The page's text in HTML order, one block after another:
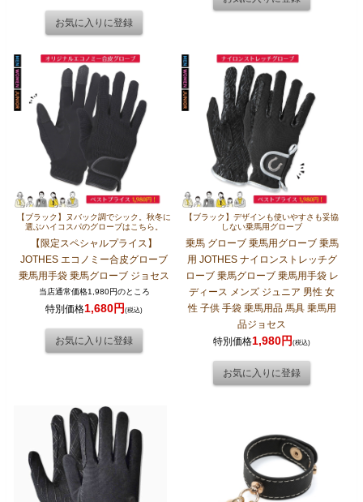
【ブラック】ヌバック調でシック。秋冬に
選ぶハイコスパのグローブはこちら。
【限定スペシャルプライス】
JOTHES エコノミー合皮グローブ
乗馬用手袋 乗馬グローブ ジョセス
当店通常価格1,980円のところ
特別価格1,680円(税込)
【ブラック】デザインも使いやすさも妥協
しない乗馬用グローブ
乗馬 グローブ 乗馬用グローブ 乗馬
用 JOTHES ナイロンストレッチグ
ローブ 乗馬グローブ 乗馬用手袋 レ
ディース メンズ ジュニア 男性 女
性 子供 手袋 乗馬用品 馬具 乗馬用
品ジョセス
特別価格1,980円(税込)